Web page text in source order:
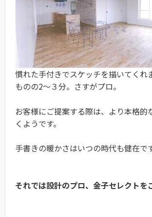
慣れた手付きでスケッチを描いてくれ
ものの2〜３分。さすがプロ。
お客様にご提案する際は、より本格的
くようです。
手書きの暖かさはいつの時代も健在で
それでは設計のプロ、金子セレクトを